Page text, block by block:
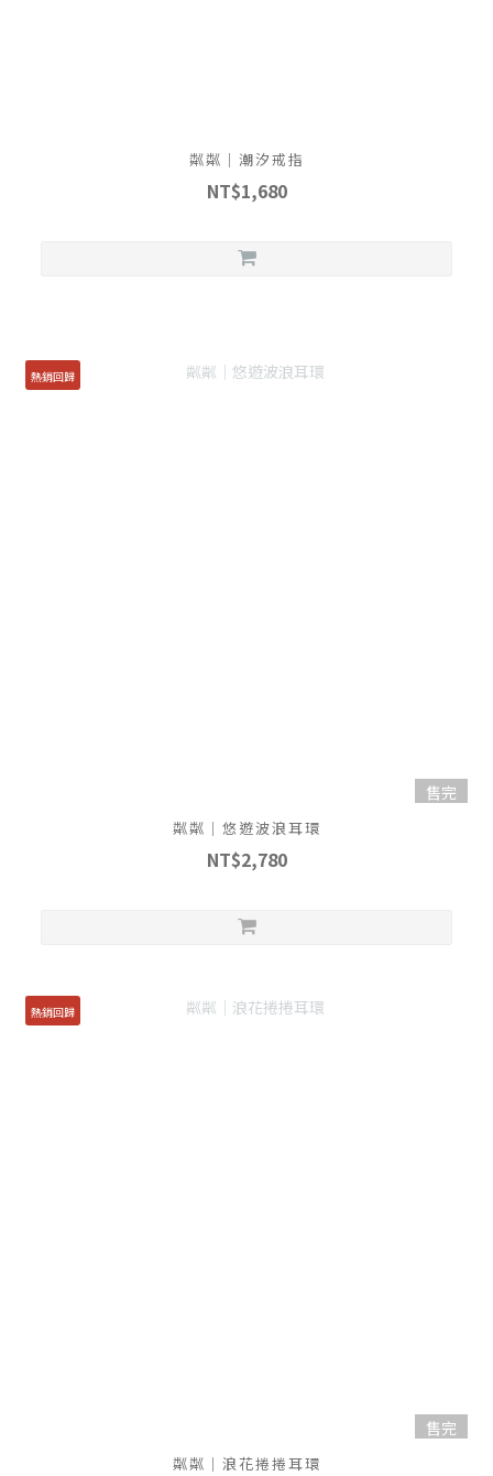
粼粼｜潮汐戒指
NT$1,680
熱銷回歸
售完
粼粼｜悠遊波浪耳環
NT$2,780
熱銷回歸
售完
粼粼｜浪花捲捲耳環